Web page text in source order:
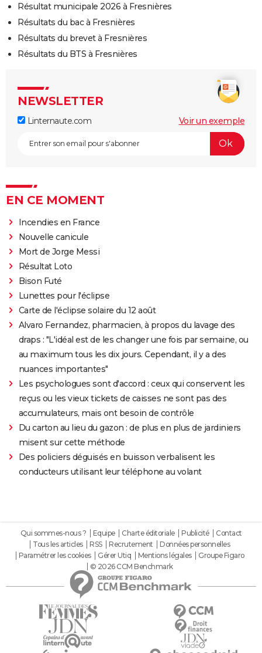
Résultat municipale 2026 à Fresnières
Résultats du bac à Fresnières
Résultats du brevet à Fresnières
Résultats du BTS à Fresnières
NEWSLETTER
Linternaute.com Voir un exemple
EN CE MOMENT
Incendies en France
Nouvelle canicule
Mort de Jorge Messi
Résultat Loto
Bison Futé
Lunettes pour l'éclipse
Carte de l'éclipse solaire du 12 août
Alvaro Fernandez, pharmacien, à propos du lavage des
draps : "L'idéal est de les changer une fois par semaine, ou
au maximum tous les dix jours. Cependant, il y a des
nuances importantes"
Les psychologues sont d'accord : ceux qui conservent les
reçus ou les vieux tickets de caisses ne sont pas des
accumulateurs, mais ont besoin de contrôle
Du carton au lieu du gazon : de plus en plus de jardiniers
misent sur cette méthode
Des policiers déguisés en buisson verbalisent les
conducteurs utilisant leur téléphone au volant
Qui sommes-nous ? Equipe Charte éditoriale Publicité
Contact
Tous les articles
RSS Recrutement
Données personnelles
Paramétrer les cookies
Gérer Utiq Mentions légales
Groupe Figaro
© 2026 CCM Benchmark